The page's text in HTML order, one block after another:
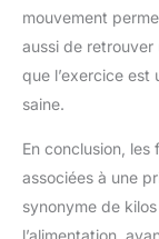
mouvement
aussi de
que l’exercice est
saine.
En conclusion, les
associées à une
synonyme de